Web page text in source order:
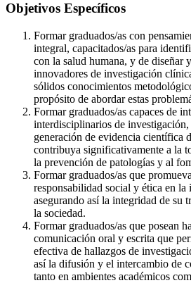
Objetivos Específicos
Formar graduados/as con
integral, capacitados/as para
con la salud humana, y de diseñar
innovadores de investigación
sólidos conocimientos
propósito de abordar estas
Formar graduados/as capaces de
interdisciplinarios de investigación,
generación de evidencia científica
contribuya significativamente a la
la prevención de patologías y al
Formar graduados/as que
responsabilidad social y ética en
asegurando así la integridad de su
la sociedad.
Formar graduados/as que posean
comunicación oral y escrita que
efectiva de hallazgos de
así la difusión y el intercambio de
tanto en ambientes académicos